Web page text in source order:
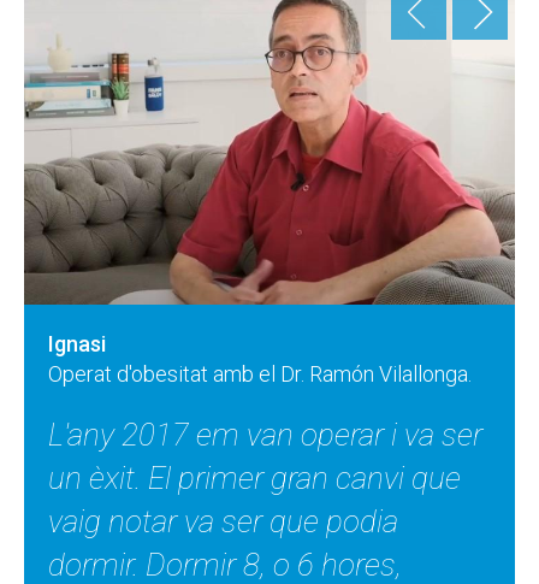
Ignasi
Operat d'obesitat amb el Dr. Ramón Vilallonga.
L'any 2017 em van operar i va ser
un èxit. El primer gran canvi que
vaig notar va ser que podia
dormir. Dormir 8, o 6 hores,